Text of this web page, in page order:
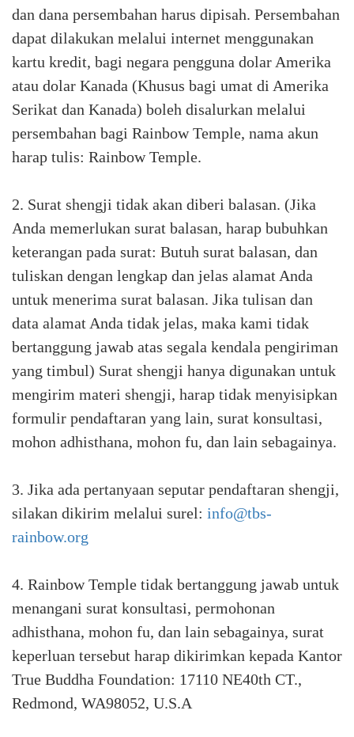
dan dana persembahan harus dipisah. Persembahan
dapat dilakukan melalui internet menggunakan
kartu kredit, bagi negara pengguna dolar Amerika
atau dolar Kanada (Khusus bagi umat di Amerika
Serikat dan Kanada) boleh disalurkan melalui
persembahan bagi Rainbow Temple, nama akun
harap tulis: Rainbow Temple.
2. Surat shengji tidak akan diberi balasan. (Jika
Anda memerlukan surat balasan, harap bubuhkan
keterangan pada surat: Butuh surat balasan, dan
tuliskan dengan lengkap dan jelas alamat Anda
untuk menerima surat balasan. Jika tulisan dan
data alamat Anda tidak jelas, maka kami tidak
bertanggung jawab atas segala kendala pengiriman
yang timbul) Surat shengji hanya digunakan untuk
mengirim materi shengji, harap tidak menyisipkan
formulir pendaftaran yang lain, surat konsultasi,
mohon adhisthana, mohon fu, dan lain sebagainya.
3. Jika ada pertanyaan seputar pendaftaran shengji,
silakan dikirim melalui surel: info@tbs-
rainbow.org
4. Rainbow Temple tidak bertanggung jawab untuk
menangani surat konsultasi, permohonan
adhisthana, mohon fu, dan lain sebagainya, surat
keperluan tersebut harap dikirimkan kepada Kantor
True Buddha Foundation: 17110 NE40th CT.,
Redmond, WA98052, U.S.A